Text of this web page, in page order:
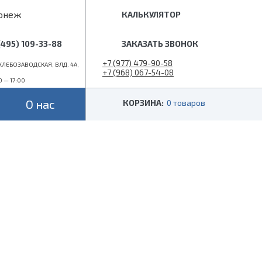
КАЛЬКУЛЯТОР
109-33-88
ВЛД. 4А,
— 17:00
ЗАКАЗАТЬ ЗВОНОК
+7 (977) 479-90-58
+7 (968) 067-54-08
info@superlestnica.com
О нас КОРЗИНА: 0 товаров